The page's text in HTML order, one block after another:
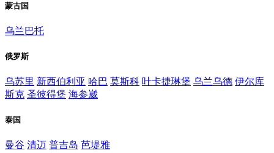
蒙古国
乌兰巴托
俄罗斯
乌苏里 新西伯利亚 哈巴 莫斯科 叶卡捷琳堡 乌兰乌德 伊尔库
斯克 圣彼得堡 海参崴
泰国
曼谷 清迈 普吉岛 芭堤雅